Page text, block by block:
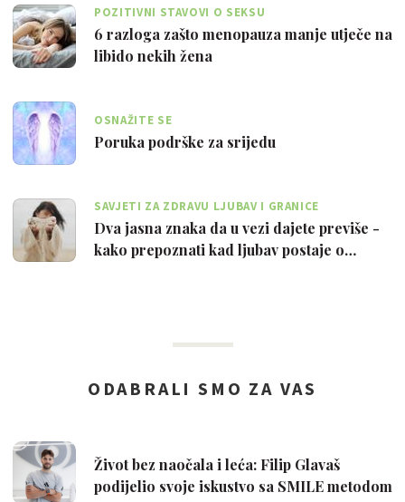
POZITIVNI STAVOVI O SEKSU
6 razloga zašto menopauza manje utječe na
libido nekih žena
OSNAŽITE SE
Poruka podrške za srijedu
SAVJETI ZA ZDRAVU LJUBAV I GRANICE
Dva jasna znaka da u vezi dajete previše -
kako prepoznati kad ljubav postaje o…